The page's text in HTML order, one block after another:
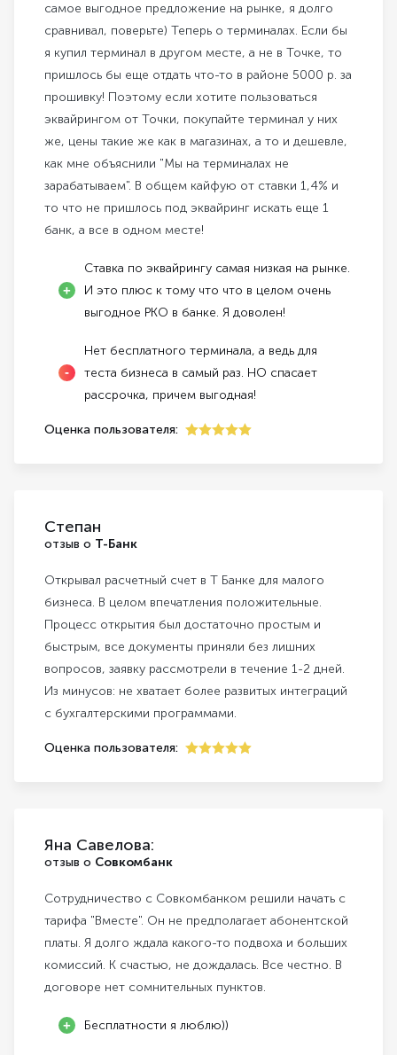
самое выгодное предложение на рынке, я долго
сравнивал, поверьте) Теперь о терминалах. Если бы
я купил терминал в другом месте, а не в Точке, то
пришлось бы еще отдать что-то в районе 5000 р. за
прошивку! Поэтому если хотите пользоваться
эквайрингом от Точки, покупайте терминал у них
же, цены такие же как в магазинах, а то и дешевле,
как мне объяснили "Мы на терминалах не
зарабатываем". В общем кайфую от ставки 1,4% и
то что не пришлось под эквайринг искать еще 1
банк, а все в одном месте!
Ставка по эквайрингу самая низкая на рынке.
И это плюс к тому что что в целом очень
выгодное РКО в банке. Я доволен!
Нет бесплатного терминала, а ведь для
теста бизнеса в самый раз. НО спасает
рассрочка, причем выгодная!
Оценка пользователя:
Степан
отзыв о Т-Банк
Открывал расчетный счет в Т Банке для малого
бизнеса. В целом впечатления положительные.
Процесс открытия был достаточно простым и
быстрым, все документы приняли без лишних
вопросов, заявку рассмотрели в течение 1-2 дней.
Из минусов: не хватает более развитых интеграций
с бухгалтерскими программами.
Оценка пользователя:
Яна Савелова:
отзыв о Совкомбанк
Сотрудничество с Совкомбанком решили начать с
тарифа "Вместе". Он не предполагает абонентской
платы. Я долго ждала какого-то подвоха и больших
комиссий. К счастью, не дождалась. Все честно. В
договоре нет сомнительных пунктов.
Бесплатности я люблю))